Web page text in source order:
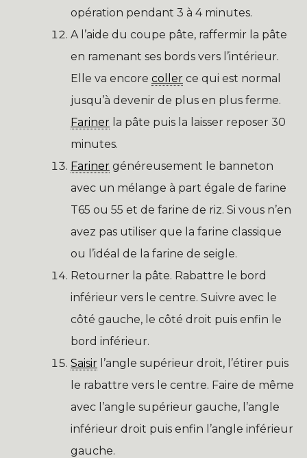
opération pendant 3 à 4 minutes.
A l’aide du coupe pâte, raffermir la pâte
en ramenant ses bords vers l’intérieur.
Elle va encore coller ce qui est normal
jusqu’à devenir de plus en plus ferme.
Fariner la pâte puis la laisser reposer 30
minutes.
Fariner généreusement le banneton
avec un mélange à part égale de farine
T65 ou 55 et de farine de riz. Si vous n’en
avez pas utiliser que la farine classique
ou l’idéal de la farine de seigle.
Retourner la pâte. Rabattre le bord
inférieur vers le centre. Suivre avec le
côté gauche, le côté droit puis enfin le
bord inférieur.
Saisir l’angle supérieur droit, l’étirer puis
le rabattre vers le centre. Faire de même
avec l’angle supérieur gauche, l’angle
inférieur droit puis enfin l’angle inférieur
gauche.